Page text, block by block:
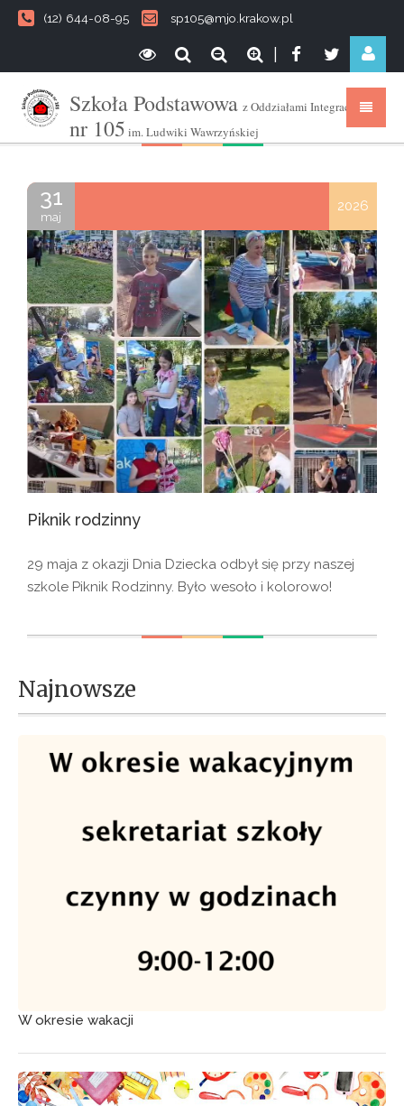
(12) 644-08-95 sp105@mjo.krakow.pl
Szkoła Podstawowa z Oddziałami Integracyjnymi
nr 105 im. Ludwiki Wawrzyńskiej
31
maj
2026
Piknik rodzinny
29 maja z okazji Dnia Dziecka odbył się przy naszej
szkole Piknik Rodzinny. Było wesoło i kolorowo!
Najnowsze
W okresie wakacji